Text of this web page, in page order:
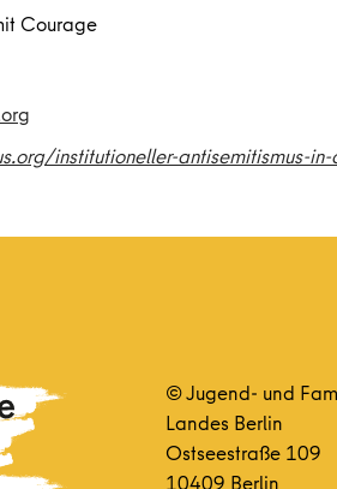
Courage
institutioneller-antisemitismus-
© Jugend- und
Landes Berlin
Ostseestraße 109
10409 Berlin